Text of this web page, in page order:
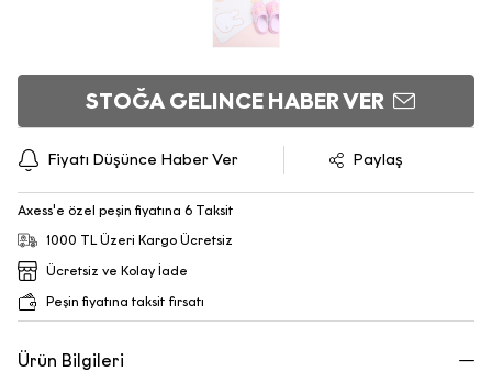
STOĞA GELINCE HABER VER
Fiyatı Düşünce Haber Ver Paylaş
Axess'e özel peşin fiyatına 6 Taksit
1000 TL Üzeri Kargo Ücretsiz
Ücretsiz ve Kolay İade
Peşin fiyatına taksit fırsatı
Ürün Bilgileri